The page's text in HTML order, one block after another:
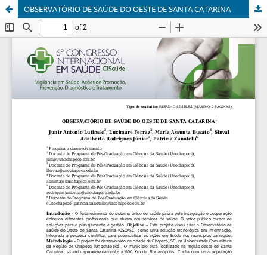
OBSERVATÓRIO DE SAÚDE DO OESTE DE SANTA CATARINA